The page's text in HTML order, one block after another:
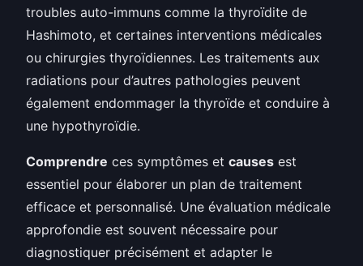
troubles auto-immuns comme la thyroïdite de
Hashimoto, et certaines interventions médicales
ou chirurgies thyroïdiennes. Les traitements aux
radiations pour d’autres pathologies peuvent
également endommager la thyroïde et conduire à
une hypothyroïdie.
Comprendre ces symptômes et causes est
essentiel pour élaborer un plan de traitement
efficace et personnalisé. Une évaluation médicale
approfondie est souvent nécessaire pour
diagnostiquer précisément et adapter le